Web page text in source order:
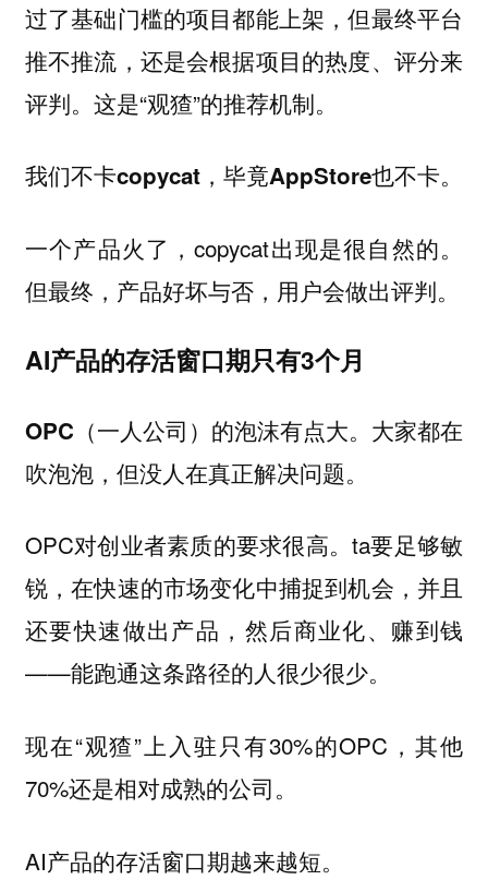
过了基础门槛的项目都能上架，但最终平台
推不推流，还是会根据项目的热度、评分来
评判。这是“观猹”的推荐机制。
我们不卡copycat，毕竟AppStore也不卡。
一个产品火了，copycat出现是很自然的。
但最终， 产品好坏与否，用户会做出评判。
AI产品的存活窗口期只有3个月
OPC（一人公司）的泡沫有点大。 大家都在
吹泡泡，但没人在真正解决问题。
OPC对创业者素质的要求很高。ta要足够敏
锐，在快速的市场变化中捕捉到机会，并且
还要快速做出产品，然后商业化、赚到钱
——能跑通这条路径的人很少很少。
现在“观猹”上入驻只有30%的OPC，其他
70%还是相对成熟的公司。
AI产品的存活窗口期越来越短。